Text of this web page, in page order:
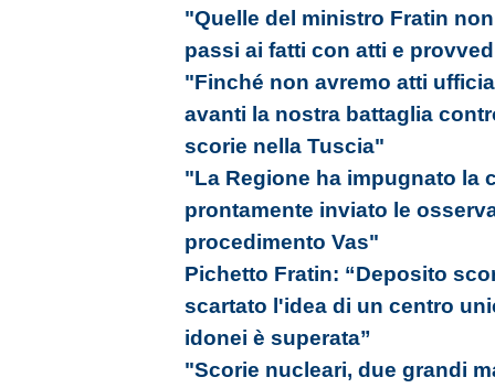
"Quelle del ministro Fratin
passi ai fatti con atti e
"Finché non avremo atti
avanti la nostra battaglia
scorie nella Tuscia"
"La Regione ha impugnato la
prontamente inviato le
procedimento Vas"
Pichetto Fratin: “Deposito
scartato l'idea di un centro
idonei è superata”
"Scorie nucleari, due grandi